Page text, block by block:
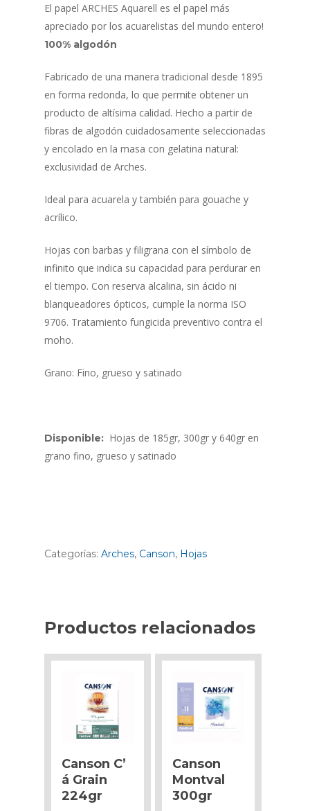
El papel ARCHES Aquarell es el papel más
apreciado por los acuarelistas del mundo entero!
100% algodón
Fabricado de una manera tradicional desde 1895
en forma redonda, lo que permite obtener un
producto de altísima calidad. Hecho a partir de
fibras de algodón cuidadosamente seleccionadas
y encolado en la masa con gelatina natural:
exclusividad de Arches.
Ideal para acuarela y también para gouache y
acrílico.
Hojas con barbas y filigrana con el símbolo de
infinito que indica su capacidad para perdurar en
el tiempo. Con reserva alcalina, sin ácido ni
blanqueadores ópticos, cumple la norma ISO
9706. Tratamiento fungicida preventivo contra el
moho.
Grano: Fino, grueso y satinado
Disponible: Hojas de 185gr, 300gr y 640gr en
grano fino, grueso y satinado
Categorías: Arches, Canson, Hojas
Productos relacionados
Canson C’
á Grain
224gr
Canson
Montval
300gr